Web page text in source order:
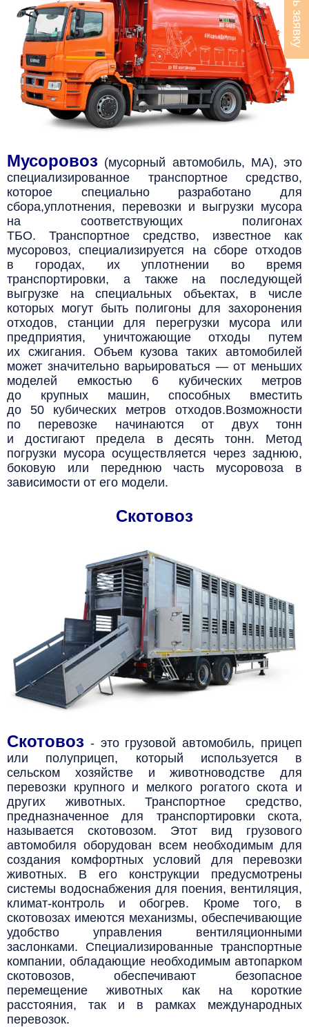
Мусоровоз (мусорный автомобиль, МА), это
специализированное транспортное средство,
которое специально разработано для
сбора,уплотнения, перевозки и выгрузки мусора
на соответствующих полигонах
ТБО. Транспортное средство, известное как
мусоровоз, специализируется на сборе отходов
в городах, их уплотнении во время
транспортировки, а также на последующей
выгрузке на специальных объектах, в числе
которых могут быть полигоны для захоронения
отходов, станции для перегрузки мусора или
предприятия, уничтожающие отходы путем
их сжигания. Объем кузова таких автомобилей
может значительно варьироваться — от меньших
моделей емкостью 6 кубических метров
до крупных машин, способных вместить
до 50 кубических метров отходов.Возможности
по перевозке начинаются от двух тонн
и достигают предела в десять тонн. Метод
погрузки мусора осуществляется через заднюю,
боковую или переднюю часть мусоровоза в
зависимости от его модели.
Скотовоз
Скотовоз - это грузовой автомобиль, прицеп
или полуприцеп, который используется в
сельском хозяйствеи животноводстве для
перевозки крупного и мелкого рогатого скота и
других животных.Транспортное средство,
предназначенное для транспортировки скота,
называется скотовозом. Этот вид грузового
автомобиля оборудован всем необходимым для
создания комфортных условий для перевозки
животных. В его конструкции предусмотрены
системы водоснабжения для поения, вентиляция,
климат-контроль и обогрев. Кроме того, в
скотовозах имеются механизмы, обеспечивающие
удобство управления вентиляционными
заслонками. Специализированные транспортные
компании, обладающие необходимым автопарком
скотовозов, обеспечивают безопасное
перемещение животных как на короткие
расстояния, так и в рамках международных
перевозок.